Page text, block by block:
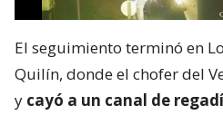
El seguimiento terminó en
Quilín, donde el chofer del
y cayó a un canal de